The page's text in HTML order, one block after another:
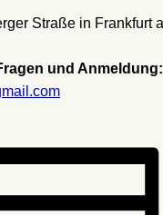
Straße in Frankfurt
und Anmeldung: